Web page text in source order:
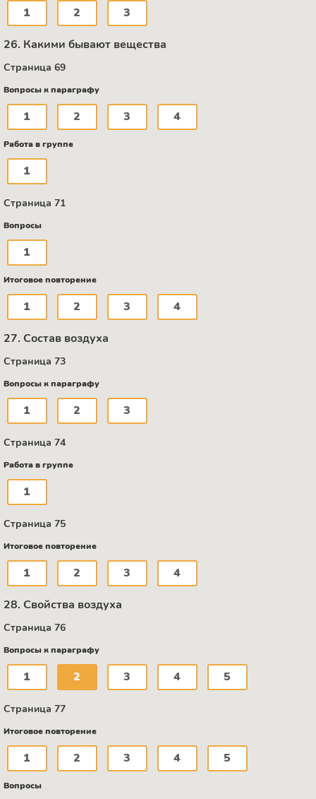
1 2 3
26. Какими бывают вещества
Страница 69
Вопросы к параграфу
1 2 3 4
Работа в группе
1
Страница 71
Вопросы
1
Итоговое повторение
1 2 3 4
27. Состав воздуха
Страница 73
Вопросы к параграфу
1 2 3
Страница 74
Работа в группе
1
Страница 75
Итоговое повторение
1 2 3 4
28. Свойства воздуха
Страница 76
Вопросы к параграфу
1 2 3 4 5
Страница 77
Итоговое повторение
1 2 3 4 5
Вопросы